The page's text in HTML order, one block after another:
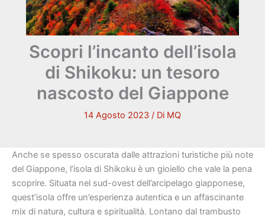
Scopri l’incanto dell’isola
di Shikoku: un tesoro
nascosto del Giappone
14 Agosto 2023 / Di MQ
Anche se spesso oscurata dalle attrazioni turistiche più note
del Giappone, l’isola di Shikoku è un gioiello che vale la pena
scoprire. Situata nel sud-ovest dell’arcipelago giapponese,
quest’isola offre un’esperienza autentica e un affascinante
mix di natura, cultura e spiritualità. Lontano dal trambusto